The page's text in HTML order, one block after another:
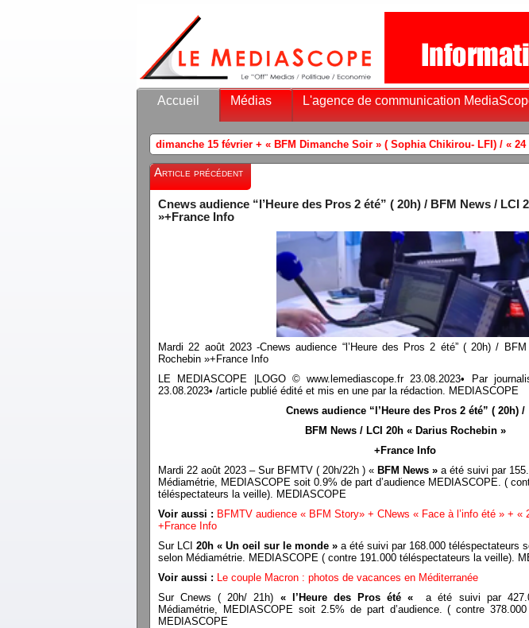
Accueil Médias L'agence de communication
audience dimanche 15 février + « BFM Dimanche Soir » ( Sophia Chikirou- LFI) / « 24 H Darius
Article précédent
Cnews audience “l’Heure des Pros 2 été” ( 20h) / BFM News / LCI
»+France Info
Mardi 22 août 2023 -Cnews audience “l’Heure des Pros 2 été” ( 20h) /
Rochebin »+France Info
LE MEDIASCOPE |LOGO © www.lemediascope.fr 23.08.2023• Par
23.08.2023• /article publié édité et mis en une par la rédaction. MEDIASCOPE
Cnews audience “l’Heure des Pros 2 été” ( 20h) /
BFM News / LCI 20h « Darius Rochebin »
+France Info
Mardi 22 août 2023 – Sur BFMTV ( 20h/22h ) « BFM News » a été suivi par
Médiamétrie, MEDIASCOPE soit 0.9% de part d’audience MEDIASCOPE. (
téléspectateurs la veille). MEDIASCOPE
Voir aussi : BFMTV audience « BFM Story» + CNews « Face à l’info été » +
+France Info
Sur LCI 20h « Un oeil sur le monde » a été suivi par 168.000 téléspectateurs
selon Médiamétrie. MEDIASCOPE ( contre 191.000 téléspectateurs la veille).
Voir aussi : Le couple Macron : photos de vacances en Méditerranée
Sur Cnews ( 20h/ 21h) « l’Heure des Pros été «
a été suivi par
Médiamétrie, MEDIASCOPE soit 2.5% de part d’audience. ( contre
MEDIASCOPE